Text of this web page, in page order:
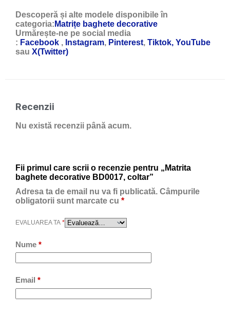
Descoperă și alte modele disponibile în
categoria: Matrițe baghete decorative
Urmărește-ne pe social media
: Facebook , Instagram, Pinterest, Tiktok, YouTube
sau X(Twitter)
Recenzii
Nu există recenzii până acum.
Fii primul care scrii o recenzie pentru „Matrita
baghete decorative BD0017, coltar”
Adresa ta de email nu va fi publicată. Câmpurile
obligatorii sunt marcate cu *
EVALUAREA TA *
Nume *
Email *